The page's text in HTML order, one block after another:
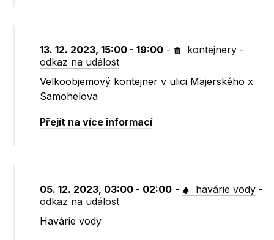
13. 12. 2023, 15:00 - 19:00 - kontejnery -
odkaz na událost
Velkoobjemový kontejner v ulici Majerského x
Samohelova
Přejít na více informací
05. 12. 2023, 03:00 - 02:00 - havárie vody -
odkaz na událost
Havárie vody